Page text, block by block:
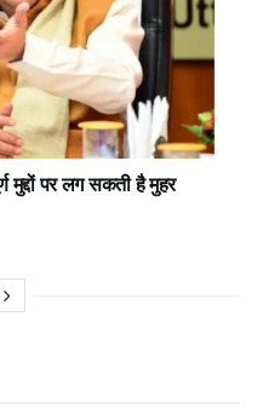
पर लग सकती है मुहर